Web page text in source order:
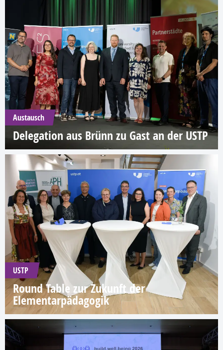
Austausch
Delegation aus Brünn zu Gast an der USTP
USTP
Round Table zur Zukunft der
Elementarpädagogik